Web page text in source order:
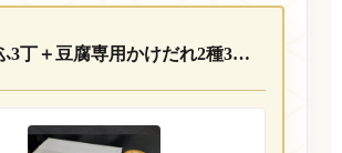
寄せとうふ3丁＋豆腐専用かけだれ2種3個セット